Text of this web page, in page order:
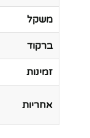
משקל
ברקוד
זמינות
אחריות